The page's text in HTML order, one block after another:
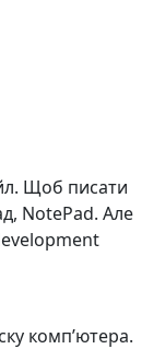
Щоб писати
NotePad. Але
компʼютера.